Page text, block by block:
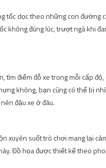
tốc dọc theo những con
không đúng lúc, trượt ngã khi
tìm điểm đỗ xe trong mỗi cấp
không, bạn cũng có thể bị
đậu xe ở đâu.
xuyên suốt trò chơi mang lại
Đồ họa được thiết kế theo